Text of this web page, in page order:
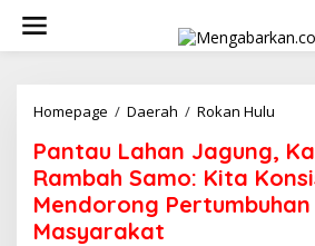
konten
Homepage / Daerah / Rokan Hulu
Samo:
Pantau Lahan Jagung,
Rambah Samo: Kita
Mendorong Pertumbuhan
Masyarakat